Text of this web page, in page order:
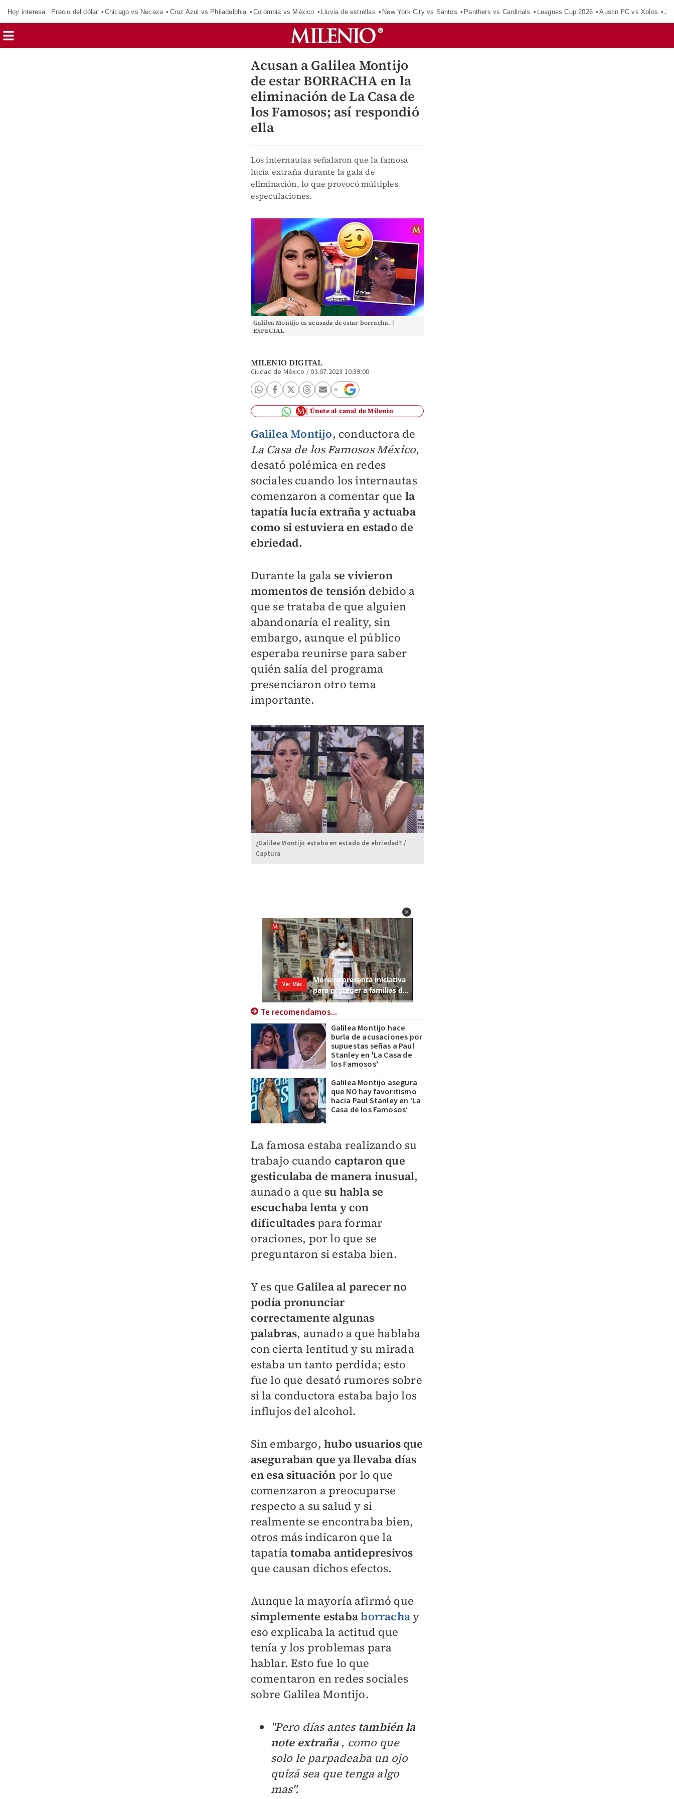
Hoy interesa: Precio del dólar Chicago vs Necaxa Cruz Azul vs Philadelphia Colombia vs México Lluvia de estrellas New York City vs Santos Panthers vs Cardinals Leagues Cup 2026 Austin FC vs Xolos
Acusan a Galilea Montijo
de estar BORRACHA en la
eliminación de La Casa de
los Famosos; así respondió
ella
Los internautas señalaron que la famosa
lucía extraña durante la gala de
eliminación, lo que provocó múltiples
especulaciones.
Galilea Montijo es acusada de estar borracha. |
ESPECIAL
MILENIO DIGITAL
Ciudad de México /03.07.2023 10:39:00
Únete al canal de Milenio
Galilea Montijo, conductora de
La Casa de los Famosos México,
desató polémica en redes
sociales cuando los internautas
comenzaron a comentar que la
tapatía lucía extraña y actuaba
como si estuviera en estado de
ebriedad.
Durante la gala se vivieron
momentos de tensión debido a
que se trataba de que alguien
abandonaría el reality, sin
embargo, aunque el público
esperaba reunirse para saber
quién salía del programa
presenciaron otro tema
importante.
¿Galilea Montijo estaba en estado de ebriedad? /
Captura
Te recomendamos...
Galilea Montijo hace
burla de acusaciones por
supuestas señas a Paul
Stanley en 'La Casa de
los Famosos'
Galilea Montijo asegura
que NO hay favoritismo
hacia Paul Stanley en ‘La
Casa de los Famosos’
​La famosa estaba realizando su
trabajo cuando captaron que
gesticulaba de manera inusual,
aunado a que su habla se
escuchaba lenta y con
dificultadespara formar
oraciones, por lo que se
preguntaron si estaba bien.
Y es que Galilea al parecer no
podía pronunciar
correctamente algunas
palabras, aunado a que hablaba
con cierta lentitud y su mirada
estaba un tanto perdida; esto
fue lo que desató rumores sobre
si la conductora estaba bajo los
influjos del alcohol.
Sin embargo,hubo usuarios que
aseguraban que ya llevaba días
en esa situación por lo que
comenzaron a preocuparse
respecto a su salud y si
realmente se encontraba bien,
otros más indicaron que la
tapatíatomaba antidepresivos
que causan dichos efectos.
Aunque la mayoría afirmó que
simplemente estababorrachay
eso explicaba la actitud que
tenía y los problemas para
hablar. Esto fue lo que
comentaron en redes sociales
sobre Galilea Montijo.
"Pero días antestambién la
note extraña , como que
solo le parpadeaba un ojo
quizá sea que tenga algo
mas".